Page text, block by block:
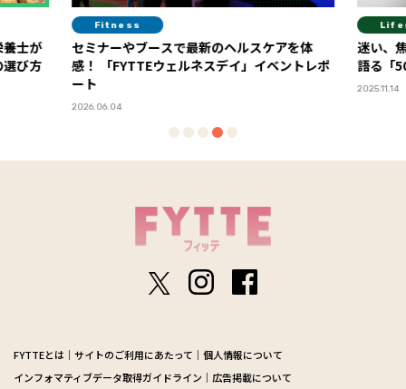
養士が
び方
Fitness
セミナーやブースで最新のヘルスケアを体
感！ 「FYTTEウェルネスデイ」イベントレポ
ート
2026.06.04
迷い、
語る「
2025.11.14
FYTTEとは サイトのご利用にあたって
個人情報について
インフォマティブデータ取得ガイドライン
広告掲載について